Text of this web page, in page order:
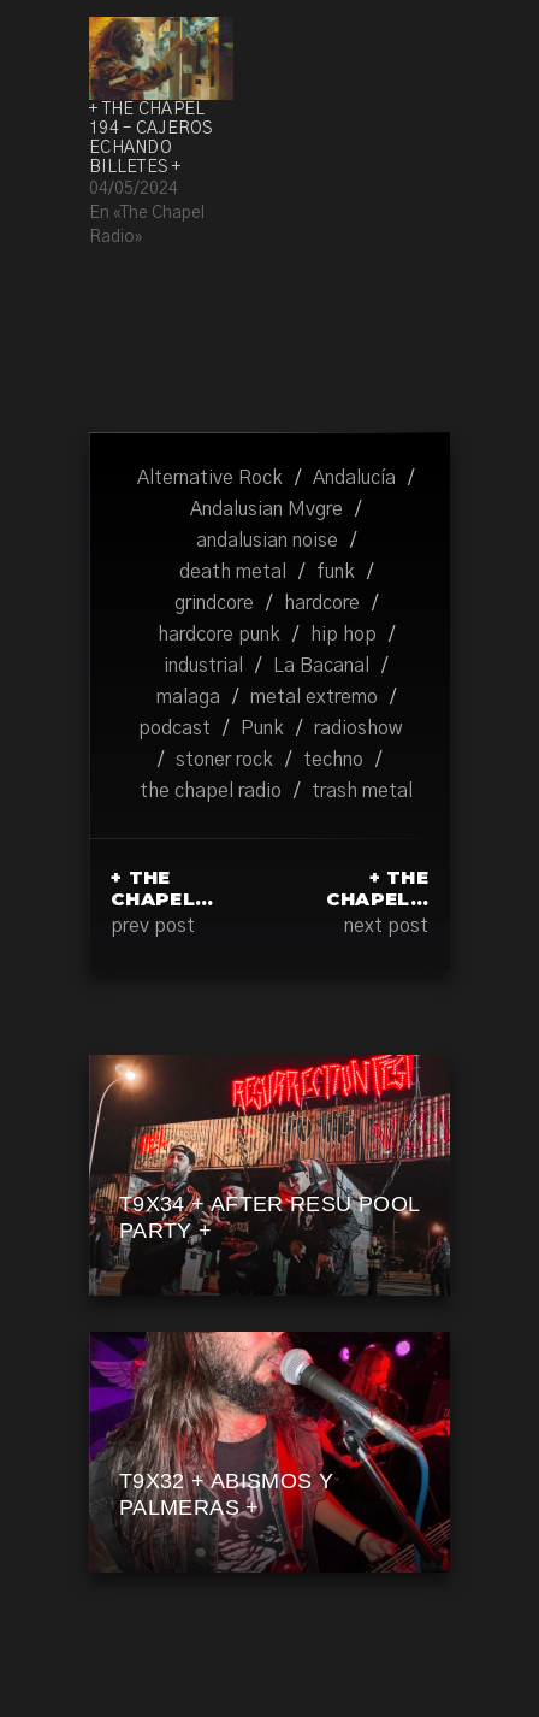
+ THE CHAPEL
194 – CAJEROS
ECHANDO
BILLETES +
04/05/2024
En «The Chapel
Radio»
Alternative Rock / Andalucía
/
Andalusian Mvgre
/
andalusian noise
/
death metal
/ funk
/
grindcore
/ hardcore
/
hardcore punk
/ hip hop
/
industrial
/ La Bacanal
/
malaga
/ metal extremo
/
podcast
/ Punk /
radioshow
/
stoner rock / techno
/
the chapel radio
/ trash metal
+ THE
CHAPEL…
prev post
+ THE
CHAPEL…
next post
T9X34 + AFTER RESU POOL
PARTY +
T9X32 + ABISMOS Y
PALMERAS +